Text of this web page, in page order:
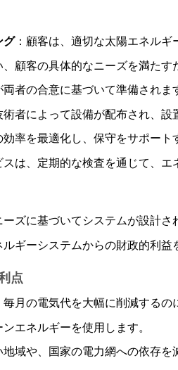
グ：顧客は、適切な太陽エネルギ
、顧客の具体的なニーズを満た
両者の合意に基づいて準備されま
術者によって設備が配布され、設
効率を最適化し、保守をサポー
スは、定期的な検査を通じて、
ズに基づいてシステムが設計さ
ルギーシステムからの財政的利
点
毎月の電気代を大幅に削減するの
エネルギーを使用します。
域や、国家の電力網への依存を